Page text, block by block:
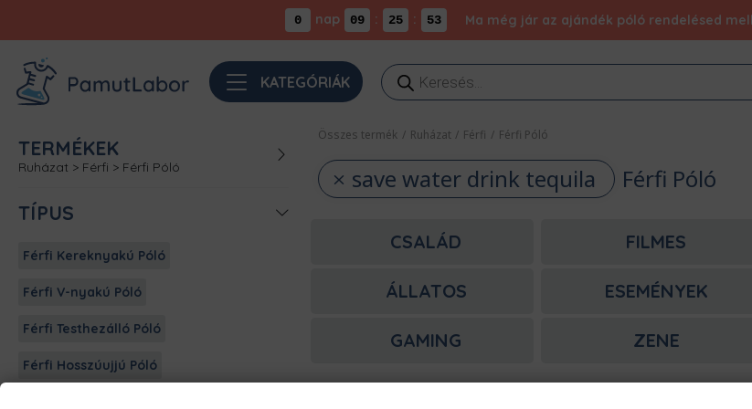
0 nap 09 : 25 : 53 Ma még jár az ajándék póló rendelésed
KATEGÓRIÁK
Products
search
TERMÉKEK
Ruházat > Férfi > Férfi Póló
TÍPUS
Férfi Kereknyakú Póló
Férfi V-nyakú Póló
Férfi Testhezálló Póló
Férfi Hosszúujjú Póló
Összes termék / Ruházat / Férfi / Férfi Póló
save water drink tequila Férfi Póló
CSALÁD FILMES
ÁLLATOS ESEMÉNYEK
GAMING ZENE